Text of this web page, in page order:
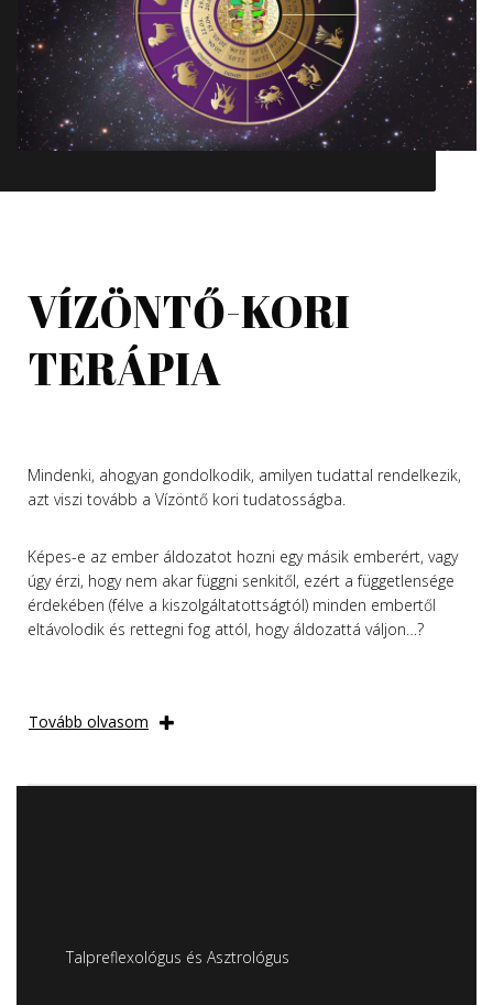
VÍZÖNTŐ-KORI
TERÁPIA
Mindenki, ahogyan gondolkodik, amilyen tudattal rendelkezik,
azt viszi tovább a Vízöntő kori tudatosságba.
Képes-e az ember áldozatot hozni egy másik emberért, vagy
úgy érzi, hogy nem akar függni senkitől, ezért a függetlensége
érdekében (félve a kiszolgáltatottságtól) minden embertől
eltávolodik és rettegni fog attól, hogy áldozattá váljon…?
Tovább olvasom
Talpreflexológus és Asztrológus